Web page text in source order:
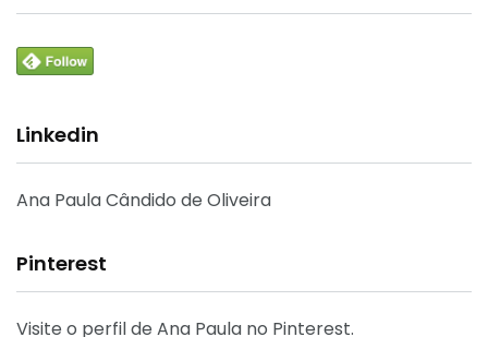
Linkedin
Ana Paula Cândido de Oliveira
Pinterest
Visite o perfil de Ana Paula no Pinterest.